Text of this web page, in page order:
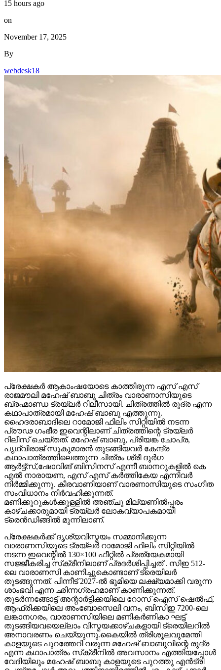
on
November 17, 2025
By
webdesk18
പ്രേക്ഷകർ ആകാംഷയോടെ കാത്തിരുന്ന എസ് എസ്
ബ്രഹ്മാണ്ഡ ട്രയ്ലർ റിലീസായി. ചിത്രത്തിൽ രുദ്ര എന്ന
കഥാപാത്രമായി മഹേഷ് ബാബു എത്തുന്നു.
ഹൈദരാബാദിലെ റാമോജി ഫിലിം സിറ്റിയിൽ നടന്ന
പ്രൗഢ ഗംഭീര ഇവെന്റിലാണ് ചിത്രത്തിന്റെ ട്രയ്ലർ
റിലീസ് ചെയ്തത്. മഹേഷ് ബാബു, പ്രിയങ്ക ചോപ്ര,
പൃഥ്വിരാജ് സുകുമാരൻ തുടങ്ങിയവർ കേന്ദ്ര
കഥാപാത്രത്തിലെത്തുന്ന ചിത്രം ശ്രീ ദുർഗ
ആർട്ട്സ്,ഷോവിങ് ബിസിനസ് എന്നീ ബാനറുകളിൽ കെ
എൽ നാരായണ, എസ് എസ് കർത്തികേയ എന്നിവർ
നിർമ്മിക്കുന്നു. കീരവാണിയാണ് വാരണാസിയുടെ സംഗീത
സംവിധാനം നിർവഹിക്കുന്നത്.
മണിക്കൂറുകൾക്കുള്ളിൽ അഞ്ചു മില്യണിൽപ്പരം
കാഴ്ചക്കാരുമായി ട്രയ്ലർ ലോകവ്യാപകമായി
ട്രെൻഡിങ്ങിൽ മുന്നിലാണ്.
പ്രേക്ഷകർക്ക് ദൃശ്യവിസ്മയം സമ്മാനിക്കുന്ന
നടന്ന ഇവെന്റിൽ 130×100 ഫീറ്റിൽ പ്രത്യേകമായി
സജ്ജീകരിച്ച സ്‌ക്രീനിലാണ് പ്രദർശിപ്പിച്ചത് . സിഇ 512-
ലെ വാരാണസി കാണിച്ചുകൊണ്ടാണ് ട്രെയിലര്‍
തുടങ്ങുന്നത്. പിന്നീട് 2027-ല്‍ ഭൂമിയെ ലക്ഷ്യമാക്കി വരുന്ന
ശാംഭവി എന്ന ഛിന്നഗ്രഹമാണ് കാണിക്കുന്നത്.
തുടര്‍ന്നങ്ങോട്ട് അന്റാര്‍ട്ടിക്കയിലെ റോസ് ഐസ് ഷെല്‍ഫ്,
ആഫ്രിക്കയിലെ അംബോസെലി വനം, ബിസിഇ 7200-ലെ
ലങ്കാനഗരം, വാരാണസിയിലെ മണികര്‍ണികാ ഘട്ട്
തുടങ്ങിയവയെല്ലാം വിസ്മയക്കാഴ്ചകളായി ട്രെയിലറില്‍
അനാവരണം ചെയ്യുന്നു.കൈയില്‍ ത്രിശൂലവുമേന്തി
കാളയുടെ പുറത്തേറി വരുന്ന മഹേഷ് ബാബുവിന്റെ രുദ്ര
എന്ന കഥാപാത്രം സ്‌ക്രീനിൽ അവസാനം എത്തിയപ്പോൾ
വേദിയിലും മഹേഷ് ബാബു കാളയുടെ പുറത്തു എൻട്രി
ചെയ്തപ്പോൾ അറുപത്തിനായിരത്തിൽപ്പരം കാഴ്ചക്കാർ
നിറഞ്ഞ ഇവന്റിലെ സദസ്സ് ഹർഷാരവം കൊണ്ട് വേദിയെ